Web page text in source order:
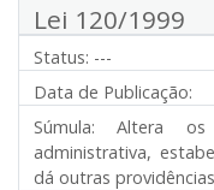
Lei 120/1999
Status: ---
Data de Publicação:
Súmula: Altera os
administrativa,
dá outras